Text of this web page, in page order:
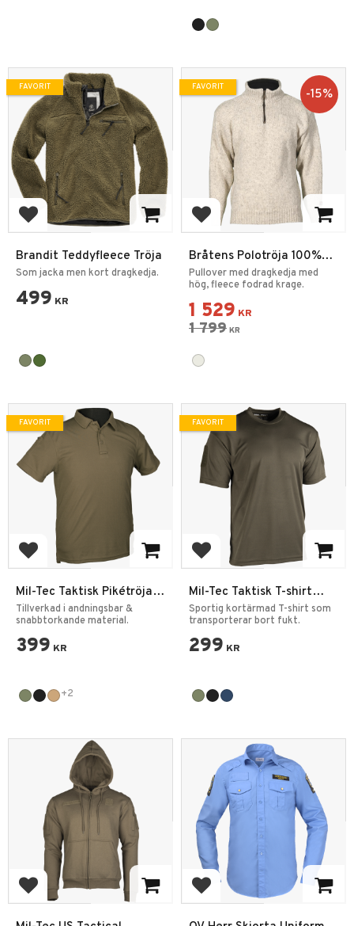
Lägg till i favoriter
Brandit Teddyfleece Tröja
Som jacka men kort dragkedja.
499 KR
FAVORIT
Lägg till i favoriter
Bråtens Polotröja 100%
Ull
Pullover med dragkedja med
hög, fleece fodrad krage.
1 529 KR
1 799 KR
15%
FAVORIT
Lägg till i favoriter
Mil-Tec Taktisk Pikétröja
Quickdry
Tillverkad i andningsbar &
snabbtorkande material.
399 KR
FAVORIT
+2
Lägg till i favoriter
Mil-Tec Taktisk T-shirt
Quickdry
Sportig kortärmad T-shirt som
transporterar bort fukt.
299 KR
FAVORIT
Lägg till i favoriter Lägg till i favoriter